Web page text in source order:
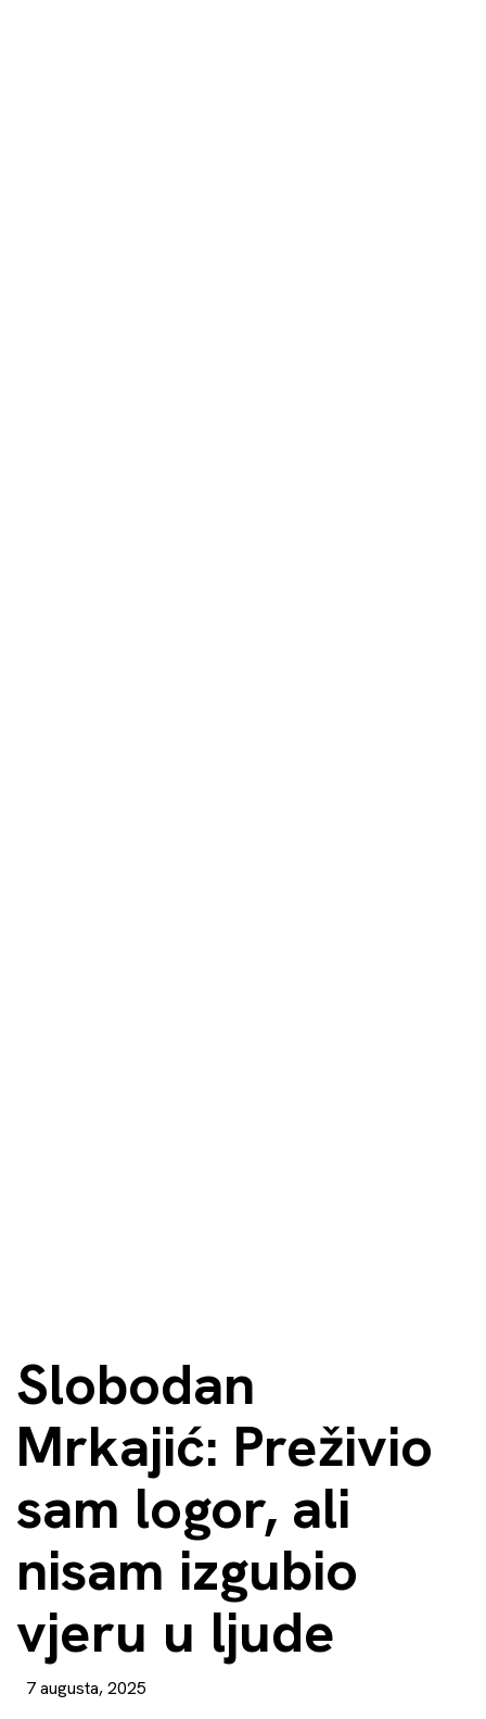
Slobodan
Mrkajić: Preživio
sam logor, ali
nisam izgubio
vjeru u ljude
7 augusta, 2025